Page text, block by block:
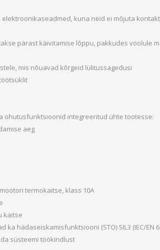
lülitid ja pistikupesad IP20
lülitid ja pistikupesad IP55, IP65, IP67
kuna neid ei mõjuta
pärast käivitamise lõppu, pakkudes voolule
mis nõuavad kõrgeid lülitussagedusi
ohutusfunktsioonid integreeritud ühte tootesse:
aeg
termokaitse, klass 10A
kaitse
ka hädaseiskamisfunktsiooni (STO) SIL3 (IEC/EN
süsteemi töökindlust